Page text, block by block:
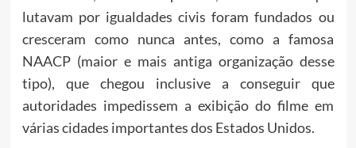
lutavam por igualdades civis foram fundados ou
cresceram como nunca antes, como a famosa
NAACP (maior e mais antiga organização desse
tipo), que chegou inclusive a conseguir que
autoridades impedissem a exibição do filme em
várias cidades importantes dos Estados Unidos.